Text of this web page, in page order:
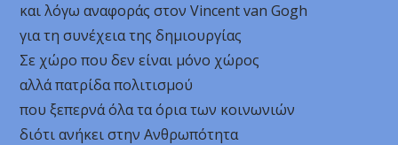
και λόγω αναφοράς στον Vincent van Gogh
για τη συνέχεια της δημιουργίας
Σε χώρο που δεν είναι μόνο χώρος
αλλά πατρίδα πολιτισμού
που ξεπερνά όλα τα όρια των κοινωνιών
διότι ανήκει στην Ανθρωπότητα